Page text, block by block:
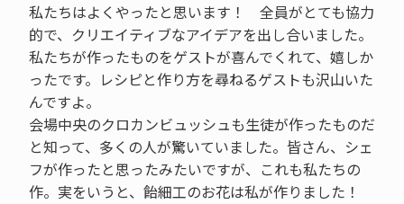
私たちはよくやったと思います！ 全員がとても協力
的で、クリエイティブなアイデアを出し合いました。
私たちが作ったものをゲストが喜んでくれて、嬉しか
ったです。レシピと作り方を尋ねるゲストも沢山いた
んですよ。
会場中央のクロカンビュッシュも生徒が作ったものだ
と知って、多くの人が驚いていました。皆さん、シェ
フが作ったと思ったみたいですが、これも私たちの
作。実をいうと、飴細工のお花は私が作りました！